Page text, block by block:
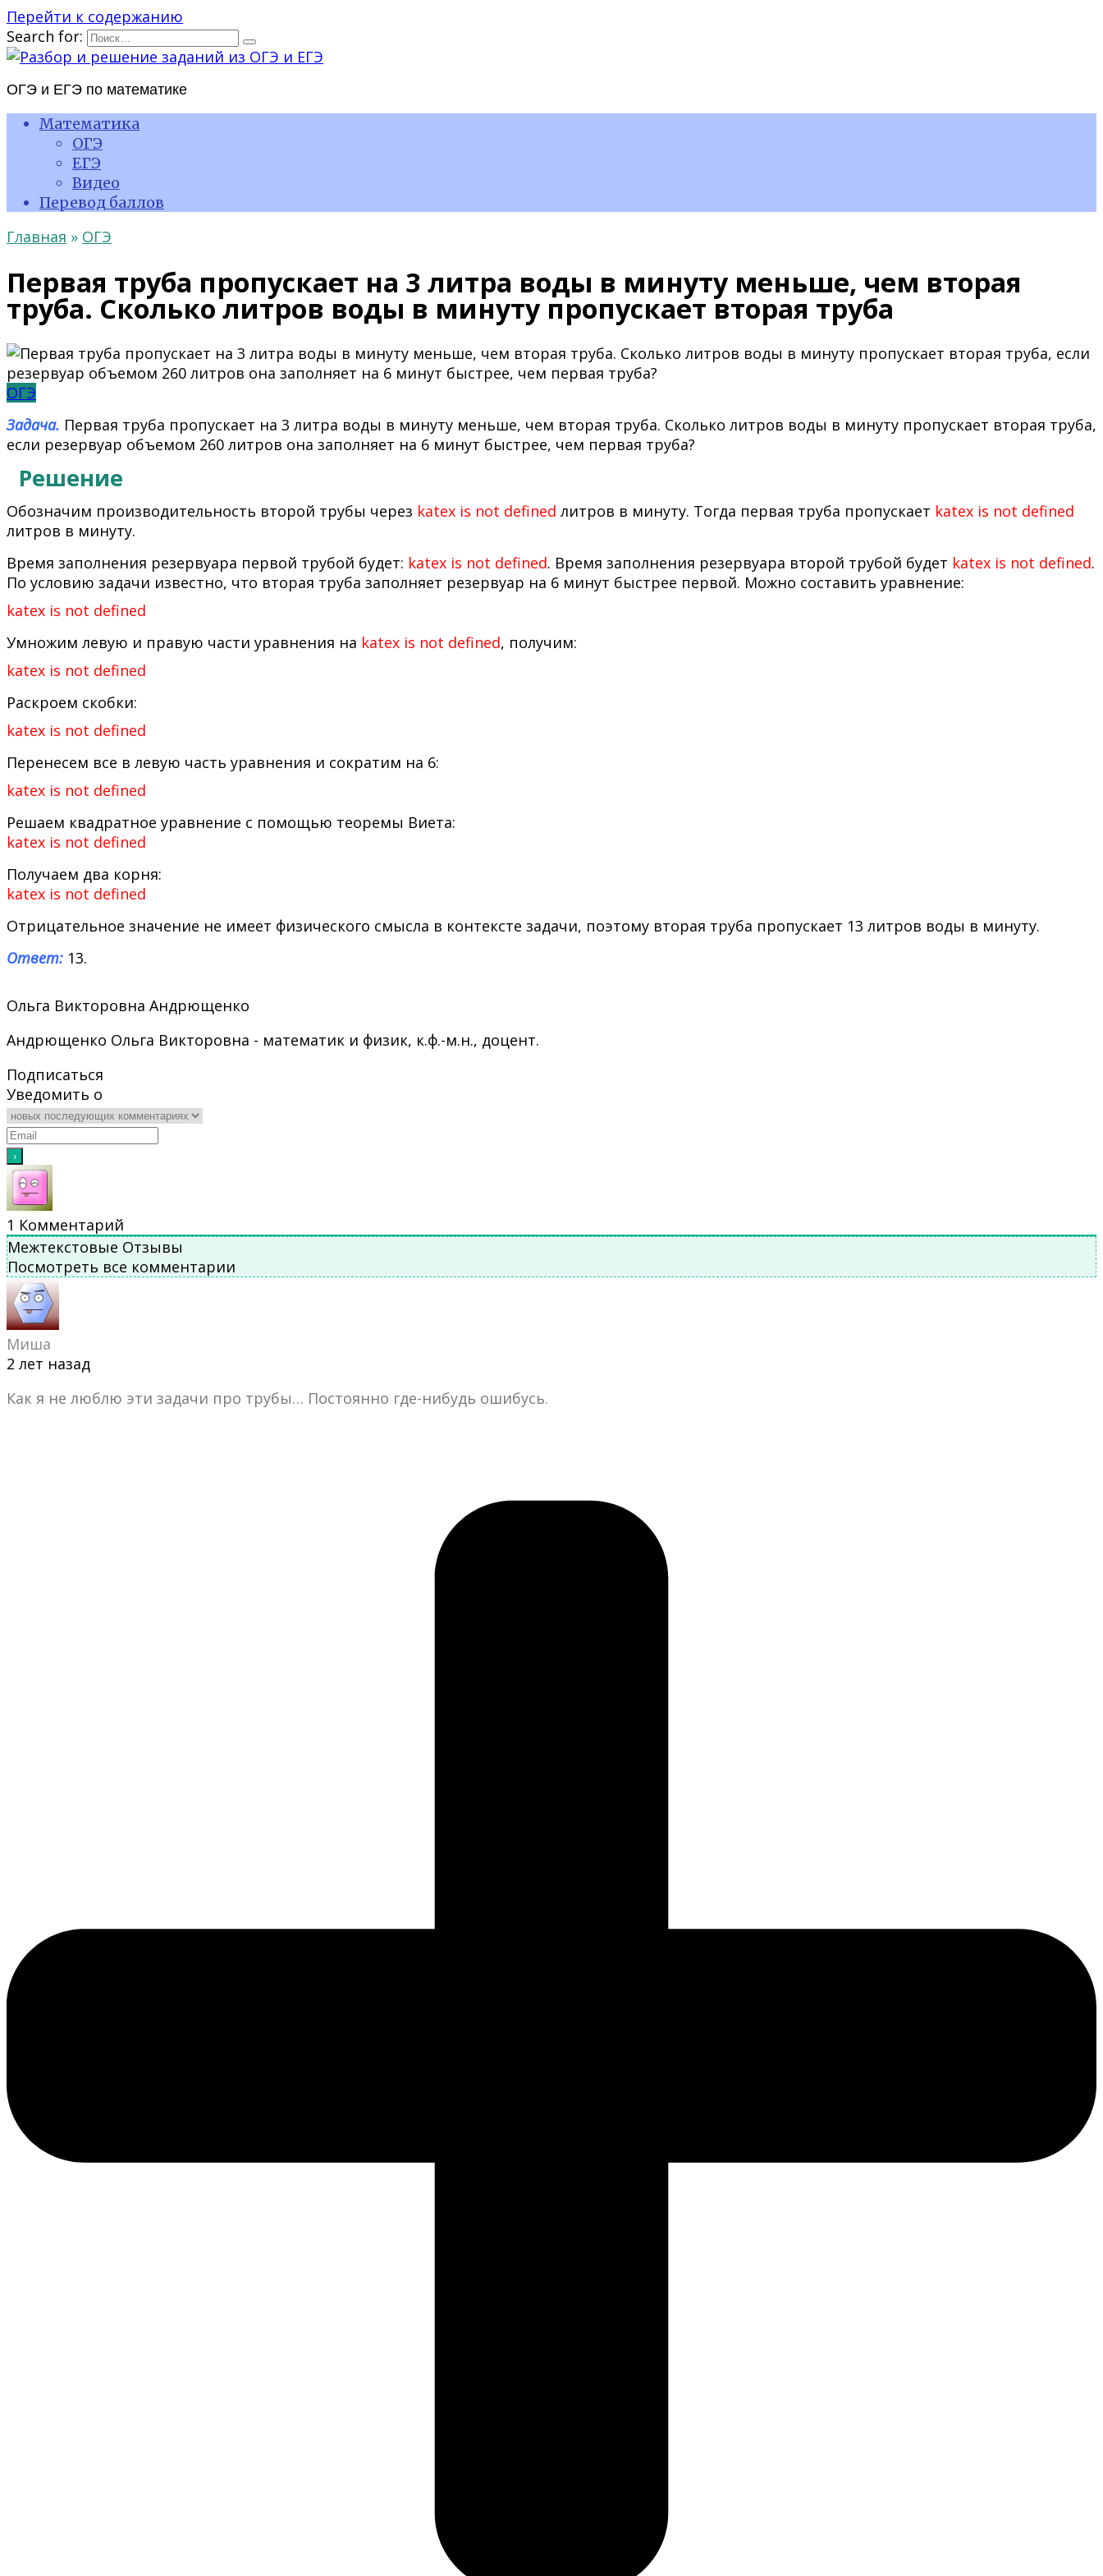
Перейти к содержанию
Search for:
ОГЭ и ЕГЭ по математике
Математика
ОГЭ
ЕГЭ
Видео
Перевод баллов
Главная » ОГЭ
Первая труба пропускает на 3 литра воды в минуту меньше, чем вторая
труба. Сколько литров воды в минуту пропускает вторая труба
ОГЭ
Задача. Первая труба пропускает на 3 литра воды в минуту меньше, чем вторая труба. Сколько литров воды в минуту пропускает вторая труба,
если резервуар объемом 260 литров она заполняет на 6 минут быстрее, чем первая труба?
Решение
Обозначим производительность второй трубы через katex is not defined литров в минуту. Тогда первая труба пропускает katex is not defined
литров в минуту.
Время заполнения резервуара первой трубой будет: katex is not defined. Время заполнения резервуара второй трубой будет katex is not defined.
По условию задачи известно, что вторая труба заполняет резервуар на 6 минут быстрее первой. Можно составить уравнение:
katex is not defined
Умножим левую и правую части уравнения на katex is not defined, получим:
katex is not defined
Раскроем скобки:
katex is not defined
Перенесем все в левую часть уравнения и сократим на 6:
katex is not defined
Решаем квадратное уравнение с помощью теоремы Виета:
katex is not defined
Получаем два корня:
katex is not defined
Отрицательное значение не имеет физического смысла в контексте задачи, поэтому вторая труба пропускает 13 литров воды в минуту.
Ответ: 13.
Ольга Викторовна Андрющенко
Андрющенко Ольга Викторовна - математик и физик, к.ф.-м.н., доцент.
Подписаться
Уведомить о
1 Комментарий
Межтекстовые Отзывы
Посмотреть все комментарии
Миша
2 лет назад
Как я не люблю эти задачи про трубы… Постоянно где-нибудь ошибусь.